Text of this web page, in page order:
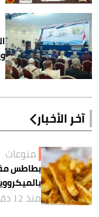
آخر الأخبار
منوعات
بطاطس
منذ 12 دقيقة